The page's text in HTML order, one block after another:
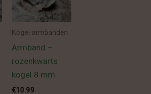
Kogel armbanden
Armband –
rozenkwarts
kogel 8 mm
€10.99